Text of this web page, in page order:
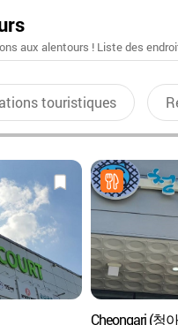
aux alentours ! Liste des
touristiques
Cheongari (청